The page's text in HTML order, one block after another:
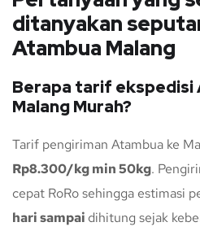
ditanyakan
Atambua Malang
Berapa tarif ekspedisi
Malang Murah?
Tarif pengiriman Atambua ke
Rp8.300/kg min 50kg.
cepat RoRo sehingga estimasi
hari sampai dihitung sejak